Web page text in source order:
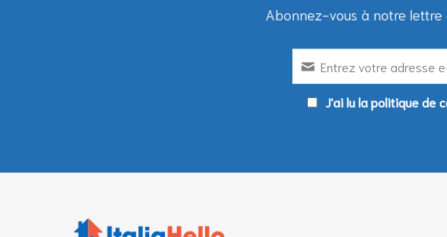
Abonnez-vous à notre lettre
J'ai lu la politique de